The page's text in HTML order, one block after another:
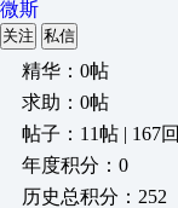
微斯
关注 私信
精华：0帖
求助：0帖
帖子：11帖 | 167回
年度积分：0
历史总积分：252